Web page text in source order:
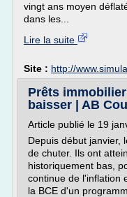
vingt ans moyen
dans les...
Lire la suite
Site : http://
Prêts
baisser | AB
Article publié le 19
Depuis début janvier,
de chuter. Ils ont
historiquement bas,
continue de l'inflation
la BCE d'un